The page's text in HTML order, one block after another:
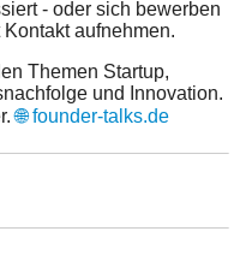
- oder sich bewerben
aufnehmen.
Themen Startup,
und Innovation.
🌐 founder-talks.de